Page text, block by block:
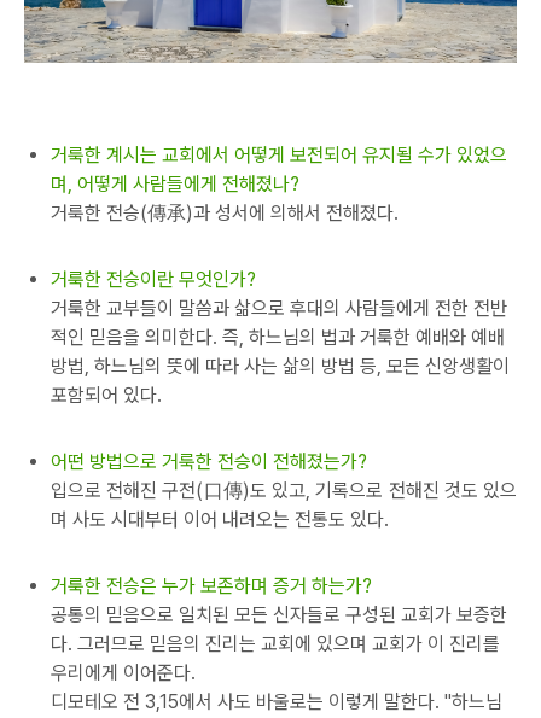
거룩한 계시는 교회에서 어떻게 보전되어 유지될 수가 있었으
며, 어떻게 사람들에게 전해졌나?
거룩한 전승(傳承)과 성서에 의해서 전해졌다.
거룩한 전승이란 무엇인가?
거룩한 교부들이 말씀과 삶으로 후대의 사람들에게 전한 전반
적인 믿음을 의미한다. 즉, 하느님의 법과 거룩한 예배와 예배
방법, 하느님의 뜻에 따라 사는 삶의 방법 등, 모든 신앙생활이
포함되어 있다.
어떤 방법으로 거룩한 전승이 전해졌는가?
입으로 전해진 구전(口傳)도 있고, 기록으로 전해진 것도 있으
며 사도 시대부터 이어 내려오는 전통도 있다.
거룩한 전승은 누가 보존하며 증거 하는가?
공통의 믿음으로 일치된 모든 신자들로 구성된 교회가 보증한
다. 그러므로 믿음의 진리는 교회에 있으며 교회가 이 진리를
우리에게 이어준다.
디모테오 전 3,15에서 사도 바울로는 이렇게 말한다. "하느님